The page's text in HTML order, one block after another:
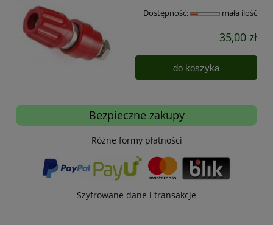
Dostępność: mała ilość
35,00 zł
do koszyka
Bezpieczne zakupy
Różne formy płatności
Szyfrowane dane i transakcje